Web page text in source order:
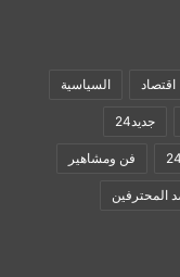
اقتصاد السياسية
جديد24
فن ومشاهير
المحترفين